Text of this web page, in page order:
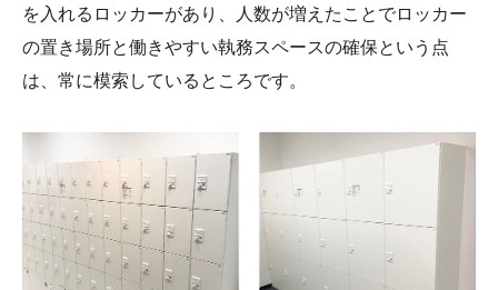
を入れるロッカーがあり、人数が増えたことでロッカー
の置き場所と働きやすい執務スペースの確保という点
は、常に模索しているところです。